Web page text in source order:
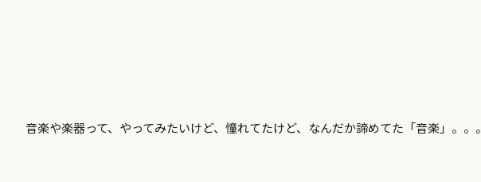
音楽や楽器って、やってみたいけど、憧れてたけど、なんだか諦めてた「音楽」。。。